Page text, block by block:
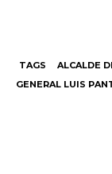
TAGS ALCALDE
GENERAL LUIS